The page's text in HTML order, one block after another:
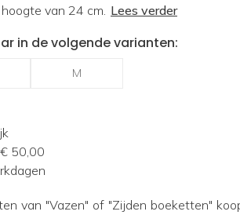
van 24 cm. Lees verder
in de volgende varianten:
M
50,00
van "Vazen" of "Zijden boeketten"